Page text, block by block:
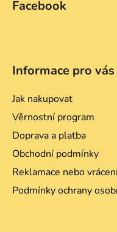
Facebook
Informace pro vás
Jak nakupovat
Věrnostní program
Doprava a platba
Obchodní podmínky
Reklamace nebo
Podmínky ochrany